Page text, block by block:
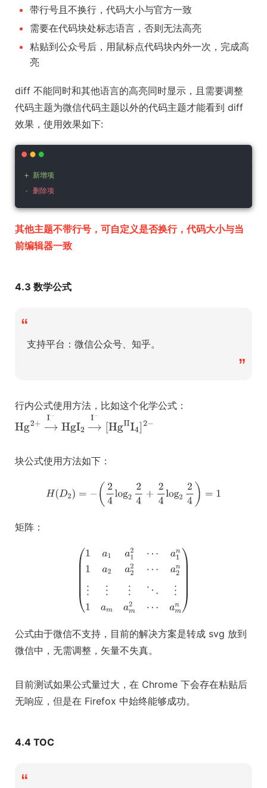
带行号且不换行，代码大小与官方一致
需要在代码块处标志语言，否则无法高亮
粘贴到公众号后，用鼠标点代码块内外一次，完成高
亮
diff 不能同时和其他语言的高亮同时显示，且需要调整
代码主题为微信代码主题以外的代码主题才能看到 diff
效果，使用效果如下:
+ 新增项
- 删除项
其他主题不带行号，可自定义是否换行，代码大小与当
前编辑器一致
4.3 数学公式
“
支持平台：微信公众号、知乎。
”
行内公式使用方法，比如这个化学公式：
块公式使用方法如下：
矩阵：
公式由于微信不支持，目前的解决方案是转成 svg 放到
微信中，无需调整，矢量不失真。
目前测试如果公式量过大，在 Chrome 下会存在粘贴后
无响应，但是在 Firefox 中始终能够成功。
4.4 TOC
“